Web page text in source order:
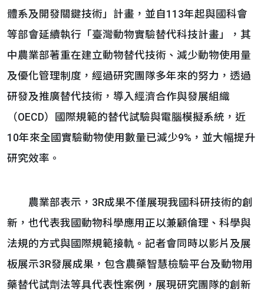
體系及開發關鍵技術」計畫，並自113年起與國科會
等部會延續執行「臺灣動物實驗替代科技計畫」，其
中農業部著重在建立動物替代技術、減少動物使用量
及優化管理制度，經過研究團隊多年來的努力，透過
研發及推廣替代技術，導入經濟合作與發展組織
（OECD）國際規範的替代試驗與電腦模擬系統，近
10年來全國實驗動物使用數量已減少9%，並大幅提升
研究效率。
農業部表示，3R成果不僅展現我國科研技術的創
新，也代表我國動物科學應用正以兼顧倫理、科學與
法規的方式與國際規範接軌。記者會同時以影片及展
板展示3R發展成果，包含農藥智慧檢驗平台及動物用
藥替代試劑法等具代表性案例，展現研究團隊的創新